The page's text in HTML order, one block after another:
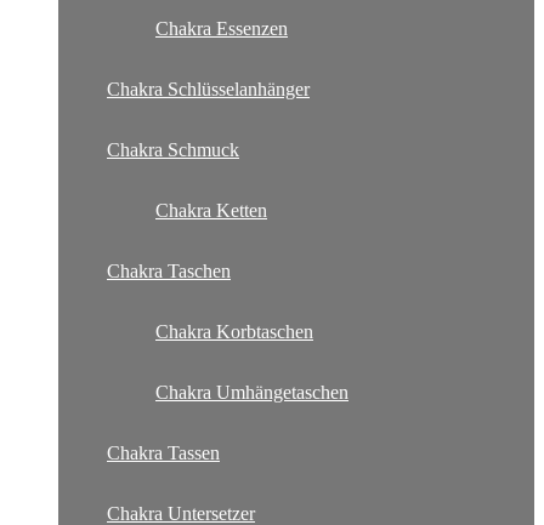
Chakra Essenzen
Chakra Schlüsselanhänger
Chakra Schmuck
Chakra Ketten
Chakra Taschen
Chakra Korbtaschen
Chakra Umhängetaschen
Chakra Tassen
Chakra Untersetzer